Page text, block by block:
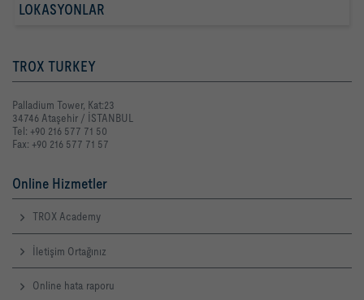
LOKASYONLAR
TROX TURKEY
Palladium Tower, Kat:23
34746 Ataşehir / İSTANBUL
Tel: +90 216 577 71 50
Fax: +90 216 577 71 57
Online Hizmetler
TROX Academy
İletişim Ortağınız
Online hata raporu